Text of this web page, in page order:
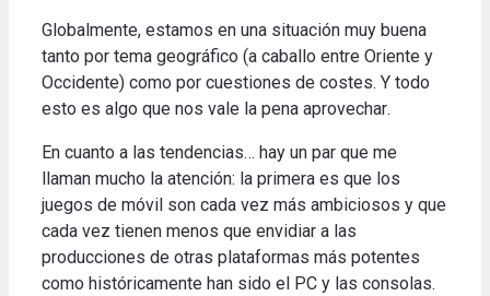
Globalmente, estamos en una situación muy buena
tanto por tema geográfico (a caballo entre Oriente y
Occidente) como por cuestiones de costes. Y todo
esto es algo que nos vale la pena aprovechar.
En cuanto a las tendencias… hay un par que me
llaman mucho la atención: la primera es que los
juegos de móvil son cada vez más ambiciosos y que
cada vez tienen menos que envidiar a las
producciones de otras plataformas más potentes
como históricamente han sido el PC y las consolas.